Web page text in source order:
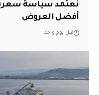
نعتمد سياسة
أفضل العروض
قبل يوم واحد